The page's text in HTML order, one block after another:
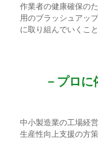
作業者の健康確保の
用のブラッシュアッ
に取り組んでいくこ
－プロ
中小製造業の工場経
生産性向上支援の方